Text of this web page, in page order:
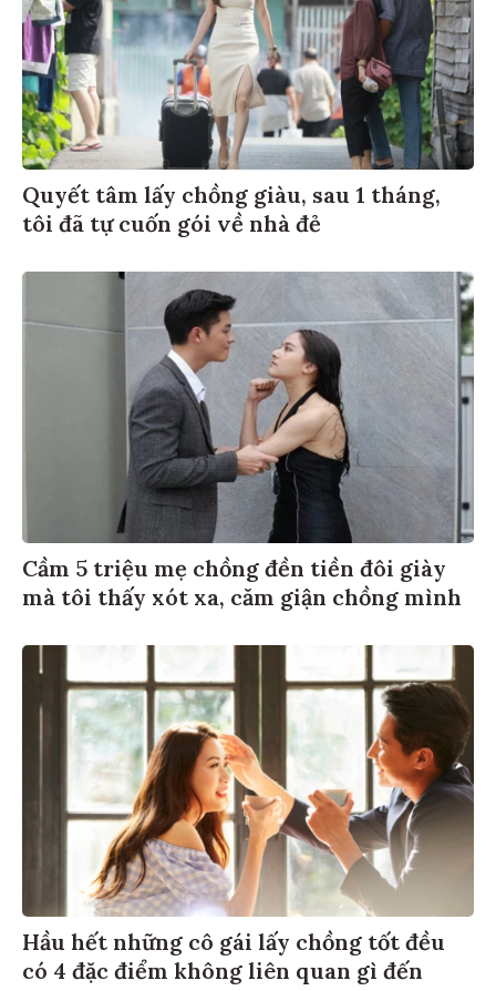
Quyết tâm lấy chồng giàu, sau 1 tháng,
tôi đã tự cuốn gói về nhà đẻ
Cầm 5 triệu mẹ chồng đền tiền đôi giày
mà tôi thấy xót xa, căm giận chồng mình
Hầu hết những cô gái lấy chồng tốt đều
có 4 đặc điểm không liên quan gì đến